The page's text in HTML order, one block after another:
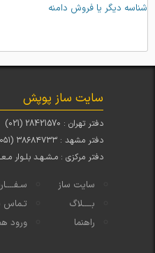
شناسه دیگر یا فروش دامنه
سایت ساز پوپش
دفتر تهران : 28421570 (021)
دفتر مشهد : ۳۸۶۸۴۷۳۳ (۰۵۱)
دفتر مرکزی : مـشـهـد بلـوار مـعـلـم
سایت ساز
بــــلاگ
تـماس
راهنما
ورود